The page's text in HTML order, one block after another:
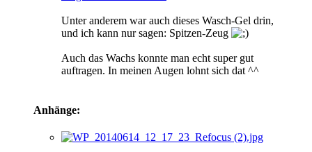
Unter anderem war auch dieses Wasch-Gel drin,
und ich kann nur sagen: Spitzen-Zeug
Auch das Wachs konnte man echt super gut
auftragen. In meinen Augen lohnt sich dat ^^
Anhänge: